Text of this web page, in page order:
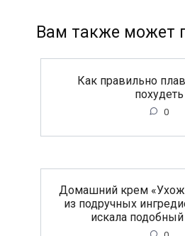
Вам также может
Как правильно
похудеть
0
Домашний крем
из подручных
искала